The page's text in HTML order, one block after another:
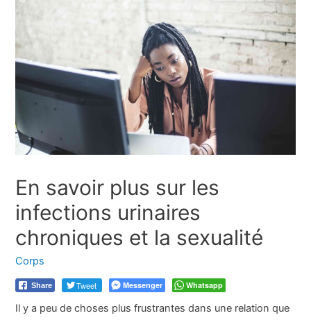
En savoir plus sur les
infections urinaires
chroniques et la sexualité
Corps
Share Tweet Messenger Whatsapp
Il y a peu de choses plus frustrantes dans une relation que